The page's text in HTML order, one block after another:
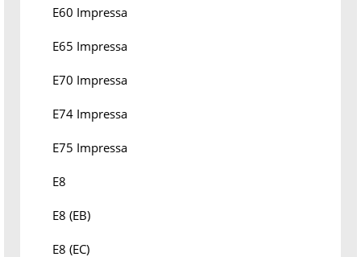
E60 Impressa
E65 Impressa
E70 Impressa
E74 Impressa
E75 Impressa
E8
E8 (EB)
E8 (EC)